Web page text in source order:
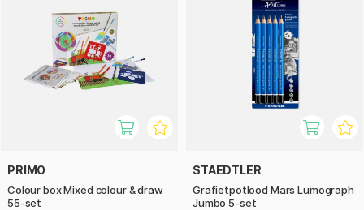
PRIMO
Colour box Mixed colour & draw
55-set
STAEDTLER
Grafietpotlood Mars Lumograph
Jumbo 5-set